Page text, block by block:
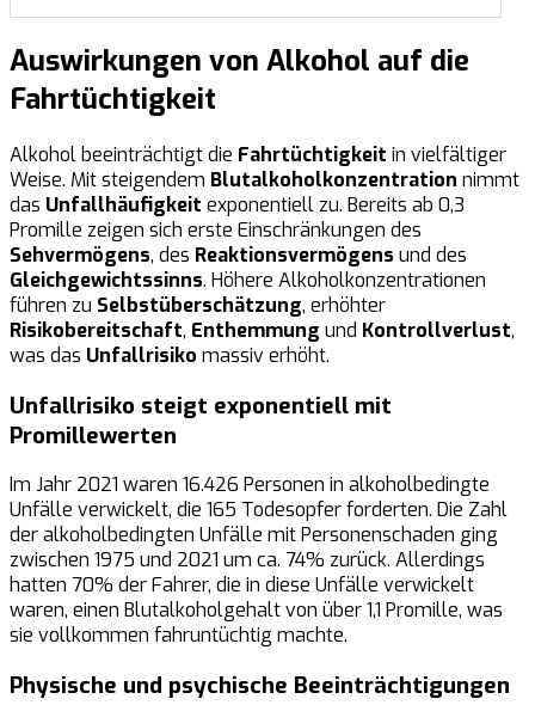
Auswirkungen von Alkohol auf die
Fahrtüchtigkeit
Alkohol beeinträchtigt die Fahrtüchtigkeit in vielfältiger
Weise. Mit steigendem Blutalkoholkonzentration nimmt
das Unfallhäufigkeit exponentiell zu. Bereits ab 0,3
Promille zeigen sich erste Einschränkungen des
Sehvermögens, des Reaktionsvermögens und des
Gleichgewichtssinns. Höhere Alkoholkonzentrationen
führen zu Selbstüberschätzung, erhöhter
Risikobereitschaft, Enthemmung und Kontrollverlust,
was das Unfallrisiko massiv erhöht.
Unfallrisiko steigt exponentiell mit
Promillewerten
Im Jahr 2021 waren 16.426 Personen in alkoholbedingte
Unfälle verwickelt, die 165 Todesopfer forderten. Die Zahl
der alkoholbedingten Unfälle mit Personenschaden ging
zwischen 1975 und 2021 um ca. 74% zurück. Allerdings
hatten 70% der Fahrer, die in diese Unfälle verwickelt
waren, einen Blutalkoholgehalt von über 1,1 Promille, was
sie vollkommen fahruntüchtig machte.
Physische und psychische Beeinträchtigungen